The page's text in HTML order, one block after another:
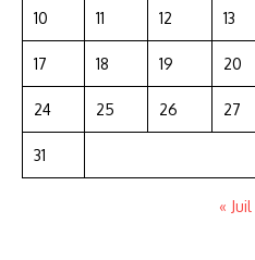
10 11 12 13
17 18 19 20
24 25 26 27
31
« Juil